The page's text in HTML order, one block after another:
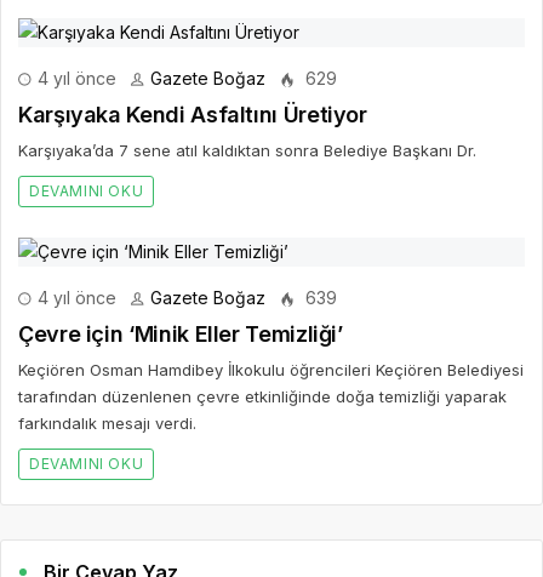
4 yıl önce Gazete Boğaz 629
Karşıyaka Kendi Asfaltını Üretiyor
Karşıyaka’da 7 sene atıl kaldıktan sonra Belediye Başkanı Dr.
DEVAMINI OKU
4 yıl önce Gazete Boğaz 639
Çevre için ‘Minik Eller Temizliği’
Keçiören Osman Hamdibey İlkokulu öğrencileri Keçiören Belediyesi
tarafından düzenlenen çevre etkinliğinde doğa temizliği yaparak
farkındalık mesajı verdi.
DEVAMINI OKU